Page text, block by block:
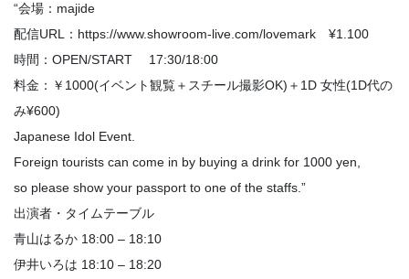
“会場：majide
配信URL：https://www.showroom-live.com/lovemark ¥1.100
時間：OPEN/START 17:30/18:00
料金：￥1000(イベント観覧＋スチール撮影OK)＋1D 女性(1D代の
み¥600)
Japanese Idol Event.
Foreign tourists can come in by buying a drink for 1000 yen,
so please show your passport to one of the staffs.”
出演者・タイムテーブル
青山はるか 18:00 – 18:10
伊井いろは 18:10 – 18:20